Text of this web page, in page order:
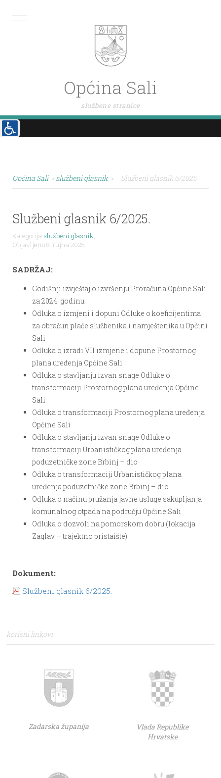
Općina Sali
službene stranice
Općina Sali > službeni glasnik > Službeni glasnik 6/2025.
Službeni glasnik 6/2025.
Kategorija službeni glasnik,
Objavljeno 8. rujna 2025.
SADRŽAJ:
Godišnji izvještaj o izvršenju Proračuna Općine Sali
za 2024. godinu
Odluka o izmjeni i dopuni Odluke o koeficijentima
za obračun plaće službenika i namještenika u Općini
Sali
Odluka o izradi VII izmjene i dopune Prostornog
plana uređenja Općine Sali
Odluka o stavljanju izvan snage Odluke o
transformaciji Prostornog plana uređenja Općine
Sali
Odluka o transformaciji Prostornog plana uređenja
Općine Sali
Odluka o stavljanju izvan snage Odluke o
transformaciji Urbanističkog plana uređenja
poduzetničke zone Brbinj – dio
Odluka o transformaciji Urbanističkog plana
uređenja poduzetničke zone Brbinj – dio
Odluka o načinu pružanja javne usluge sakupljanja
komunalnog otpada na području Općine Sali
Odluka o dozvoli na pomorskom dobru (lokacija
Zaglav – trajektno pristaište)
Dokument:
Službeni glasnik 6/2025.
korisni linkovi
Zadarska županija
Vlada Republike
Hrvatske